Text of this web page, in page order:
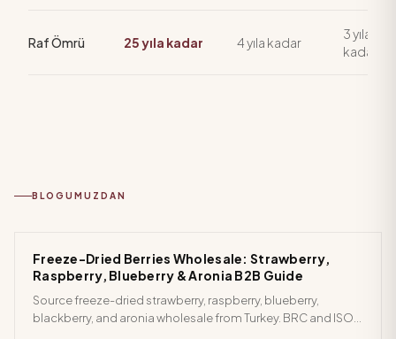
Raf Ömrü 25 yıla kadar 4 yıla kadar
3 yıla
kadar
BLOGUMUZDAN
Freeze-Dried Berries Wholesale: Strawberry,
Raspberry, Blueberry & Aronia B2B Guide
Source freeze-dried strawberry, raspberry, blueberry,
blackberry, and aronia wholesale from Turkey. BRC and ISO